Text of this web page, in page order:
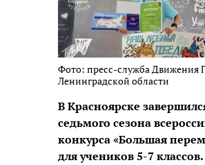
Фото: пресс-служба Движения
Ленинградской области
В Красноярске
седьмого сезона
конкурса «Большая
для учеников 5-7 классов.